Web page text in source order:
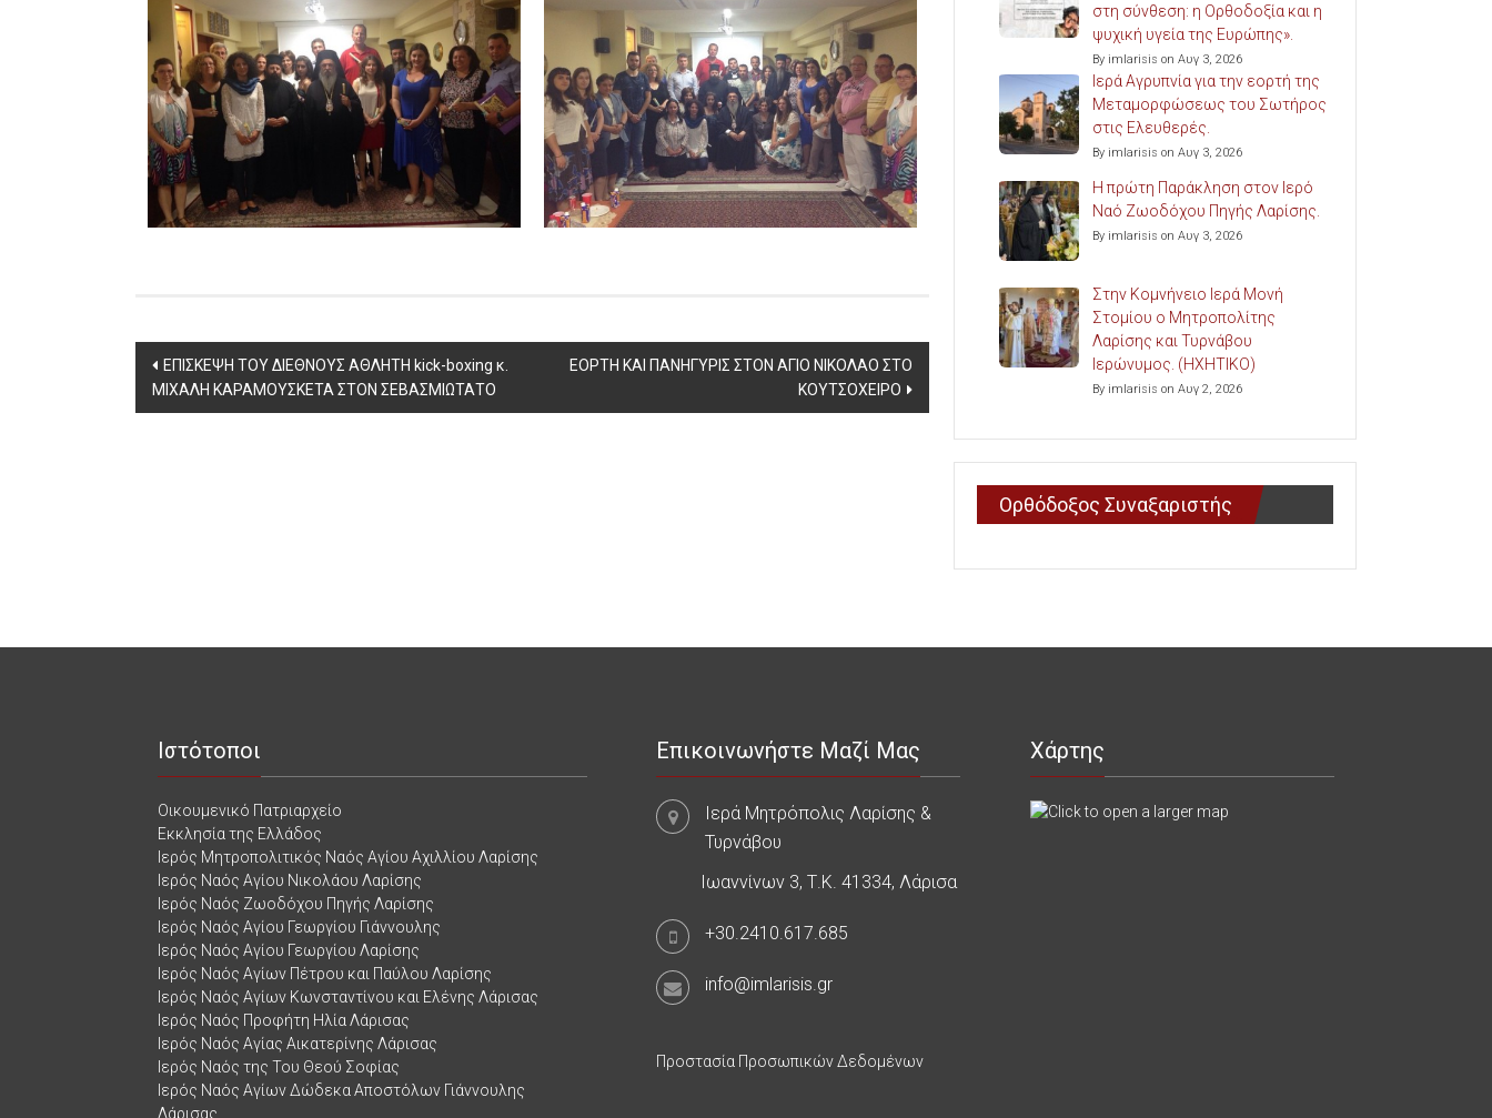
Post
navigation
ΕΠΙΣΚΕΨΗ ΤΟΥ ΔΙΕΘΝΟΥΣ ΑΘΛΗΤΗ kick-boxing κ.
ΜΙΧΑΛΗ ΚΑΡΑΜΟΥΣΚΕΤΑ ΣΤΟΝ ΣΕΒΑΣΜΙΩΤΑΤΟ
ΕΟΡΤΗ ΚΑΙ ΠΑΝΗΓΥΡΙΣ ΣΤΟΝ ΑΓΙΟ ΝΙΚΟΛΑΟ ΣΤΟ
ΚΟΥΤΣΟΧΕΙΡΟ
στη σύνθεση: η Ορθοδοξία και η
ψυχική υγεία της Ευρώπης».
By imlarisis on Αυγ 3, 2026
Ιερά Αγρυπνία για την εορτή της
Μεταμορφώσεως του Σωτήρος
στις Ελευθερές.
By imlarisis on Αυγ 3, 2026
Η πρώτη Παράκληση στον Ιερό
Ναό Ζωοδόχου Πηγής Λαρίσης.
By imlarisis on Αυγ 3, 2026
Στην Κομνήνειο Ιερά Μονή
Στομίου ο Μητροπολίτης
Λαρίσης και Τυρνάβου
Ιερώνυμος. (ΗΧΗΤΙΚΟ)
By imlarisis on Αυγ 2, 2026
Ορθόδοξος Συναξαριστής
Ιστότοποι
Οικουμενικό Πατριαρχείο
Εκκλησία της Ελλάδος
Ιερός Μητροπολιτικός Ναός Αγίου Αχιλλίου Λαρίσης
Ιερός Ναός Αγίου Νικολάου Λαρίσης
Ιερός Ναός Ζωοδόχου Πηγής Λαρίσης
Ιερός Ναός Αγίου Γεωργίου Γιάννουλης
Ιερός Ναός Αγίου Γεωργίου Λαρίσης
Ιερός Ναός Αγίων Πέτρου και Παύλου Λαρίσης
Ιερός Ναός Αγίων Κωνσταντίνου και Ελένης Λάρισας
Ιερός Ναός Προφήτη Ηλία Λάρισας
Ιερός Ναός Αγίας Αικατερίνης Λάρισας
Ιερός Ναός της Του Θεού Σοφίας
Ιερός Ναός Αγίων Δώδεκα Αποστόλων Γιάννουλης
Λάρισας
Επικοινωνήστε Μαζί Μας
Ιερά Μητρόπολις Λαρίσης &
Τυρνάβου
Ιωαννίνων 3, Τ.Κ. 41334, Λάρισα
+30.2410.617.685
info@imlarisis.gr
Προστασία Προσωπικών Δεδομένων
Χάρτης